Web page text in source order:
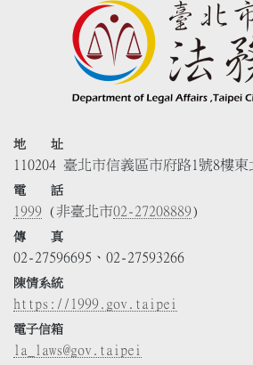
地 址
110204 臺北市信義區市府路1號8樓東
電 話
1999 (非臺北市02-27208889)
傳 真
02-27596695、02-27593266
陳情系統
https://1999.gov.taipei
電子信箱
la_laws@gov.taipei